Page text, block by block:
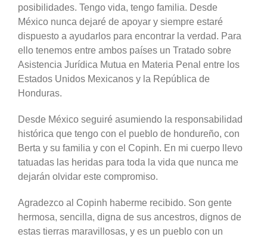
posibilidades. Tengo vida, tengo familia. Desde
México nunca dejaré de apoyar y siempre estaré
dispuesto a ayudarlos para encontrar la verdad. Para
ello tenemos entre ambos países un Tratado sobre
Asistencia Jurídica Mutua en Materia Penal entre los
Estados Unidos Mexicanos y la República de
Honduras.
Desde México seguiré asumiendo la responsabilidad
histórica que tengo con el pueblo de hondureño, con
Berta y su familia y con el Copinh. En mi cuerpo llevo
tatuadas las heridas para toda la vida que nunca me
dejarán olvidar este compromiso.
Agradezco al Copinh haberme recibido. Son gente
hermosa, sencilla, digna de sus ancestros, dignos de
estas tierras maravillosas, y es un pueblo con un